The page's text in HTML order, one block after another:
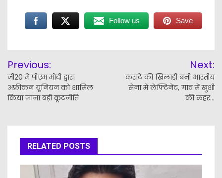
Follow us Save
navigation
Previous:
जी20 मे पीएम मोदी द्वारा
अफ्रीकन यूनियन को शामिल
किया जाना बड़ी कूटनीति
Next:
कराटे की खिलाड़ी बनी भारतीय
सेना में लेफ्टिनेंट, गांव में खुशी
की लहर…
RELATED POSTS